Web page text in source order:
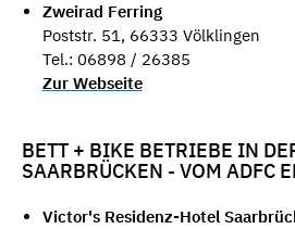
Zweirad Ferring
Poststr. 51, 66333 Völklingen
Tel.: 06898 / 26385
Zur Webseite
BETT + BIKE BETRIEBE IN
SAARBRÜCKEN - VOM ADFC
Victor's Residenz-Hotel